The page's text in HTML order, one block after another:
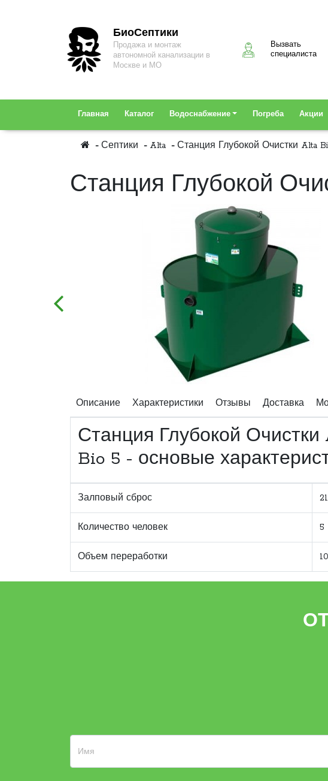
БиоСептики
Продажа и монтаж
автономной канализации в
Москве и МО
Вызвать
специалиста
Главная Каталог Водоснабжение Погреба Акции
Септики Alta Станция Глубокой Очистки Alta
Станция Глубокой
Описание Характеристики Отзывы Доставка
Станция Глубокой Очистки
Bio 5 - основые
Залповый сброс
Количество человек 5
Объем переработки